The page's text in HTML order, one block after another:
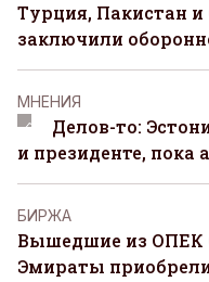
Турция, Пакистан
заключили
MНЕНИЯ
Делов-то:
и президенте, пока
БИРЖА
Вышедшие из ОПЕК
Эмираты